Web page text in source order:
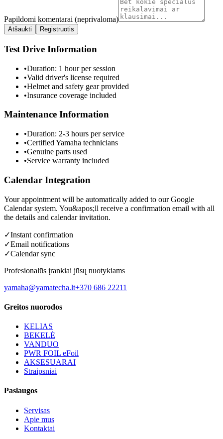
Papildomi komentarai (neprivaloma)
Atšaukti Registruotis
Test Drive Information
•Duration: 1 hour per session
•Valid driver's license required
•Helmet and safety gear provided
•Insurance coverage included
Maintenance Information
•Duration: 2-3 hours per service
•Certified Yamaha technicians
•Genuine parts used
•Service warranty included
Calendar Integration
Your appointment will be automatically added to our Google
Calendar system. You&​apos;ll receive a confirmation email with all
the details and calendar invitation.
✓Instant confirmation
✓Email notifications
✓Calendar sync
Profesionalūs įrankiai jūsų nuotykiams
yamaha@yamatecha.lt+370 686 22211
Greitos nuorodos
KELIAS
BEKELĖ
VANDUO
PWR FOIL eFoil
AKSESUARAI
Straipsniai
Paslaugos
Servisas
Apie mus
Kontaktai